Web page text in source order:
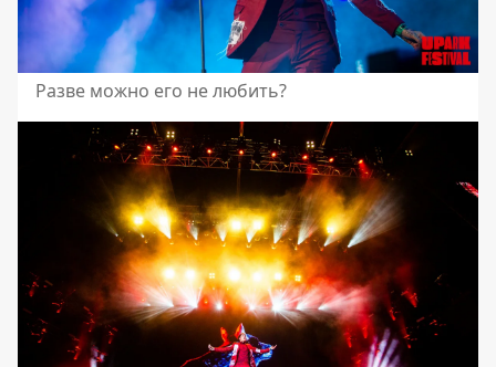
Разве можно его не любить?